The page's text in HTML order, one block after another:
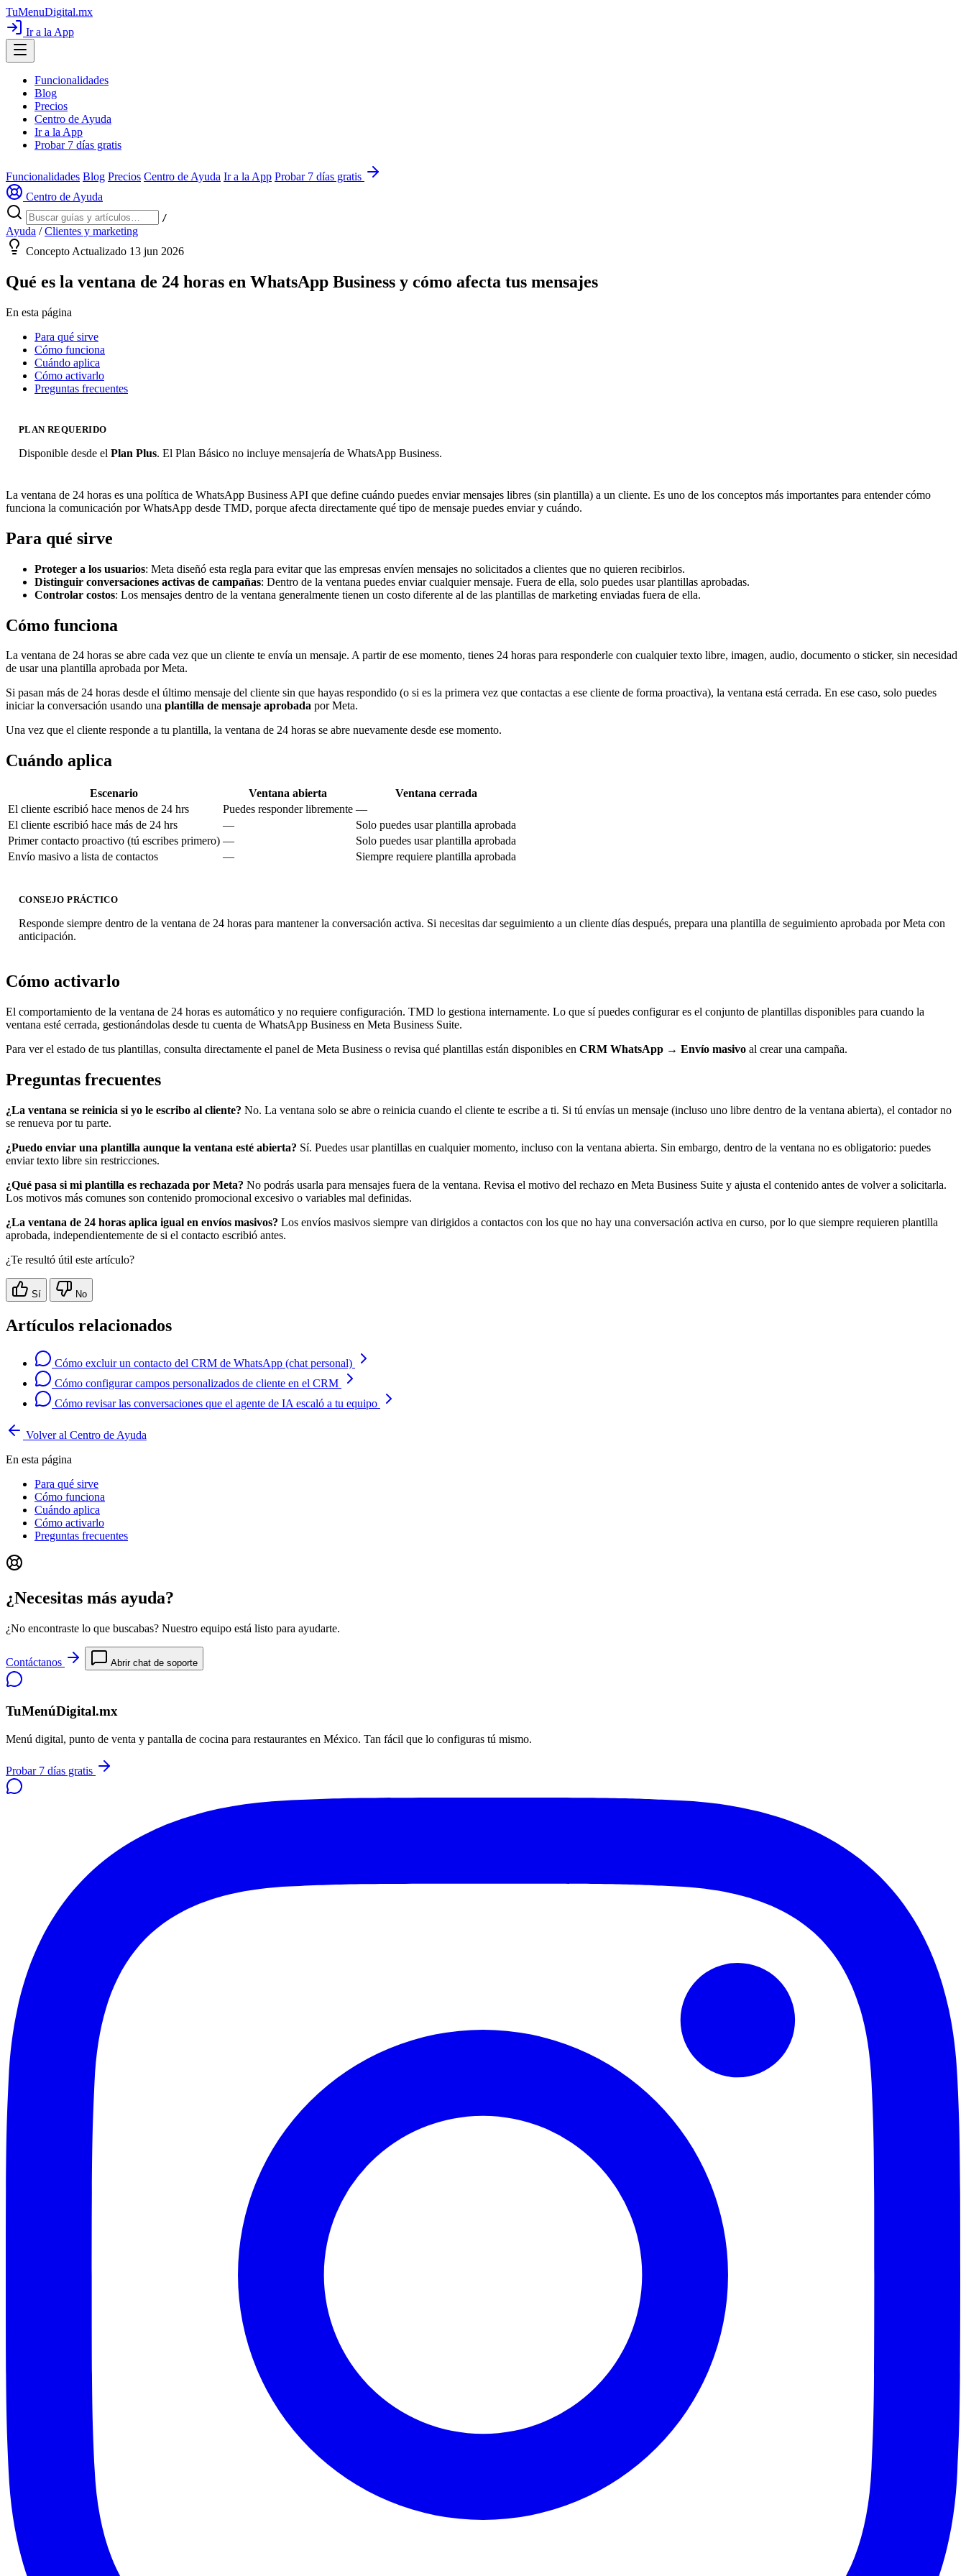
TuMenuDigital.mx
Ir a la App
Funcionalidades
Blog
Precios
Centro de Ayuda
Ir a la App
Probar 7 días gratis
Funcionalidades Blog Precios Centro de Ayuda Ir a la App Probar 7 días gratis
Centro de Ayuda
/
Ayuda / Clientes y marketing
Concepto Actualizado 13 jun 2026
Qué es la ventana de 24 horas en WhatsApp Business y cómo afecta tus mensajes
En esta página
Para qué sirve
Cómo funciona
Cuándo aplica
Cómo activarlo
Preguntas frecuentes
PLAN REQUERIDO
Disponible desde el Plan Plus. El Plan Básico no incluye mensajería de WhatsApp Business.
La ventana de 24 horas es una política de WhatsApp Business API que define cuándo puedes enviar mensajes libres (sin plantilla) a un cliente. Es uno de los conceptos más importantes para entender cómo
funciona la comunicación por WhatsApp desde TMD, porque afecta directamente qué tipo de mensaje puedes enviar y cuándo.
Para qué sirve
Proteger a los usuarios: Meta diseñó esta regla para evitar que las empresas envíen mensajes no solicitados a clientes que no quieren recibirlos.
Distinguir conversaciones activas de campañas: Dentro de la ventana puedes enviar cualquier mensaje. Fuera de ella, solo puedes usar plantillas aprobadas.
Controlar costos: Los mensajes dentro de la ventana generalmente tienen un costo diferente al de las plantillas de marketing enviadas fuera de ella.
Cómo funciona
La ventana de 24 horas se abre cada vez que un cliente te envía un mensaje. A partir de ese momento, tienes 24 horas para responderle con cualquier texto libre, imagen, audio, documento o sticker, sin necesidad
de usar una plantilla aprobada por Meta.
Si pasan más de 24 horas desde el último mensaje del cliente sin que hayas respondido (o si es la primera vez que contactas a ese cliente de forma proactiva), la ventana está cerrada. En ese caso, solo puedes
iniciar la conversación usando una plantilla de mensaje aprobada por Meta.
Una vez que el cliente responde a tu plantilla, la ventana de 24 horas se abre nuevamente desde ese momento.
Cuándo aplica
Escenario Ventana abierta
Ventana cerrada
El cliente escribió hace menos de 24 hrs
Puedes responder libremente —
El cliente escribió hace más de 24 hrs
—
Solo puedes usar plantilla aprobada
Primer contacto proactivo (tú escribes primero) —
Solo puedes usar plantilla aprobada
Envío masivo a lista de contactos
— Siempre requiere plantilla aprobada
CONSEJO PRÁCTICO
Responde siempre dentro de la ventana de 24 horas para mantener la conversación activa. Si necesitas dar seguimiento a un cliente días después, prepara una plantilla de seguimiento aprobada por Meta con
anticipación.
Cómo activarlo
El comportamiento de la ventana de 24 horas es automático y no requiere configuración. TMD lo gestiona internamente. Lo que sí puedes configurar es el conjunto de plantillas disponibles para cuando la
ventana esté cerrada, gestionándolas desde tu cuenta de WhatsApp Business en Meta Business Suite.
Para ver el estado de tus plantillas, consulta directamente el panel de Meta Business o revisa qué plantillas están disponibles en CRM WhatsApp → Envío masivo al crear una campaña.
Preguntas frecuentes
¿La ventana se reinicia si yo le escribo al cliente? No. La ventana solo se abre o reinicia cuando el cliente te escribe a ti. Si tú envías un mensaje (incluso uno libre dentro de la ventana abierta), el contador no
se renueva por tu parte.
¿Puedo enviar una plantilla aunque la ventana esté abierta? Sí. Puedes usar plantillas en cualquier momento, incluso con la ventana abierta. Sin embargo, dentro de la ventana no es obligatorio: puedes
enviar texto libre sin restricciones.
¿Qué pasa si mi plantilla es rechazada por Meta? No podrás usarla para mensajes fuera de la ventana. Revisa el motivo del rechazo en Meta Business Suite y ajusta el contenido antes de volver a solicitarla.
Los motivos más comunes son contenido promocional excesivo o variables mal definidas.
¿La ventana de 24 horas aplica igual en envíos masivos? Los envíos masivos siempre van dirigidos a contactos con los que no hay una conversación activa en curso, por lo que siempre requieren plantilla
aprobada, independientemente de si el contacto escribió antes.
¿Te resultó útil este artículo?
Sí No
Artículos relacionados
Cómo excluir un contacto del CRM de WhatsApp (chat personal)
Cómo configurar campos personalizados de cliente en el CRM
Cómo revisar las conversaciones que el agente de IA escaló a tu equipo
Volver al Centro de Ayuda
En esta página
Para qué sirve
Cómo funciona
Cuándo aplica
Cómo activarlo
Preguntas frecuentes
¿Necesitas más ayuda?
¿No encontraste lo que buscabas? Nuestro equipo está listo para ayudarte.
Contáctanos Abrir chat de soporte
TuMenúDigital.mx
Menú digital, punto de venta y pantalla de cocina para restaurantes en México. Tan fácil que lo configuras tú mismo.
Probar 7 días gratis